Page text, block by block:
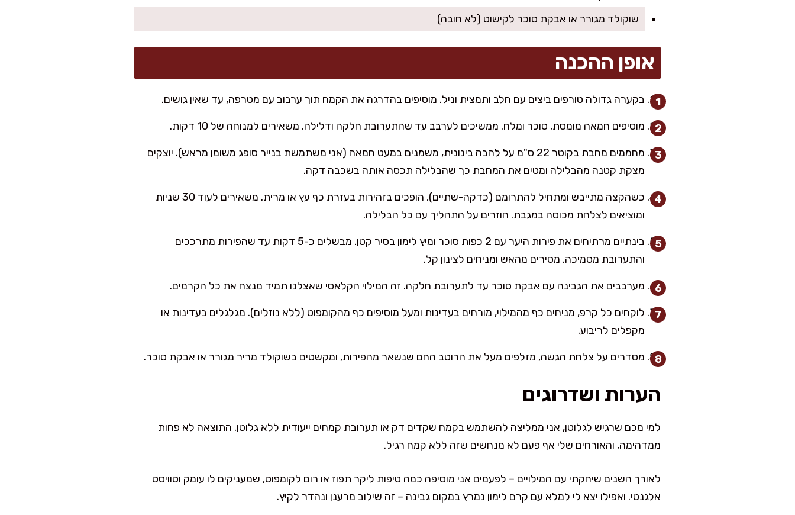
שוקולד מגורר או אבקת סוכר לקישוט (לא חובה)
אופן ההכנה
בקערה גדולה טורפים ביצים עם חלב ותמצית וניל. מוסיפים בהדרגה את הקמח תוך ערבוב עם מטרפה, עד שאין גושים.
מוסיפים חמאה מומסת, סוכר ומלח. ממשיכים לערבב עד שהתערובת חלקה ודלילה. משאירים למנוחה של 10 דקות.
מחממים מחבת בקוטר 22 ס"מ על להבה בינונית, משמנים במעט חמאה (אני משתמשת בנייר סופג משומן מראש). יוצקים
מצקת קטנה מהבלילה ומטים את המחבת כך שהבלילה תכסה אותה בשכבה דקה.
כשהקצה מתייבש ומתחיל להתרומם (כדקה-שתיים), הופכים בזהירות בעזרת כף עץ או מרית. משאירים לעוד 30 שניות
ומוציאים לצלחת מכוסה במגבת. חוזרים על התהליך עם כל הבלילה.
בינתיים מרתיחים את פירות היער עם 2 כפות סוכר ומיץ לימון בסיר קטן. מבשלים כ-5 דקות עד שהפירות מתרככים
והתערובת מסמיכה. מסירים מהאש ומניחים לצינון קל.
מערבבים את הגבינה עם אבקת סוכר עד לתערובת חלקה. זה המילוי הקלאסי שאצלנו תמיד מנצח את כל הקרמים.
לוקחים כל קרפ, מניחים כף מהמילוי, מורחים בעדינות ומעל מוסיפים כף מהקומפוט (ללא נוזלים). מגלגלים בעדינות או
מקפלים לריבוע.
מסדרים על צלחת הגשה, מזלפים מעל את הרוטב החם שנשאר מהפירות, ומקשטים בשוקולד מריר מגורר או אבקת סוכר.
הערות ושדרוגים
למי מכם שרגיש לגלוטן, אני ממליצה להשתמש בקמח שקדים דק או תערובת קמחים ייעודית ללא גלוטן. התוצאה לא פחות
ממדהימה, והאורחים שלי אף פעם לא מנחשים שזה ללא קמח רגיל.
לאורך השנים שיחקתי עם המילויים – לפעמים אני מוסיפה כמה טיפות ליקר תפוז או רום לקומפוט, שמעניקים לו עומק וטוויסט
אלגנטי. ואפילו יצא לי למלא עם קרם לימון נמרץ במקום גבינה – זה שילוב מרענן ונהדר לקיץ.